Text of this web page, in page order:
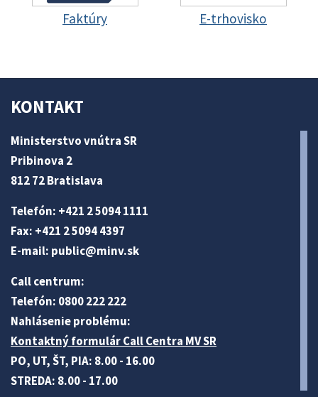
Faktúry E-trhovisko
KONTAKT
Ministerstvo vnútra SR
Pribinova 2
812 72 Bratislava
Telefón: +421 2 5094 1111
Fax: +421 2 5094 4397
E-mail: public@minv.sk
Call centrum:
Telefón: 0800 222 222
Nahlásenie problému:
Kontaktný formulár Call Centra MV SR
PO, UT, ŠT, PIA: 8.00 - 16.00
STREDA: 8.00 - 17.00